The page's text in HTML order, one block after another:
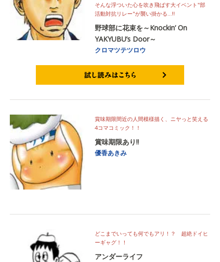
そんな浮ついた心を吹き飛ばす大イベント"部
活動対抗リレー"が襲い掛かる…!!
野球部に花束を～Knockin’ On
YAKYUBU’s Door～
クロマツテツロウ
賞味期限間近の人間模様描く、ニヤっと笑える
4コマコミック！！
賞味期限あり!!
優香あきみ
どこまでいっても何でもアリ！？ 超絶ドイヒ
ーギャグ！！
アンダーライフ